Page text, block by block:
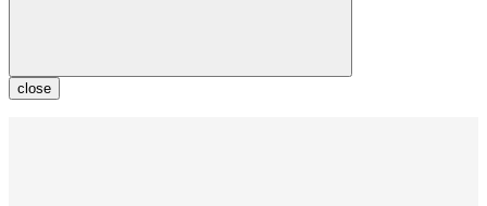
close